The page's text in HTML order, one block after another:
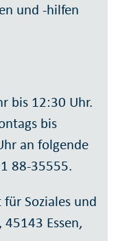
und -hilfen
bis 12:30 Uhr.
bis
an folgende
88-35555.
Soziales und
Essen,